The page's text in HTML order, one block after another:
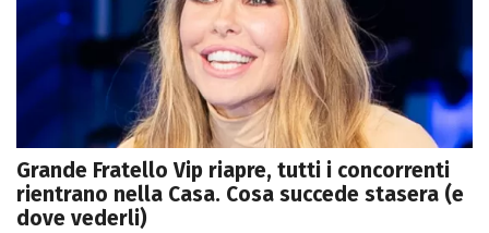
Grande Fratello Vip riapre, tutti i concorrenti
rientrano nella Casa. Cosa succede stasera (e
dove vederli)